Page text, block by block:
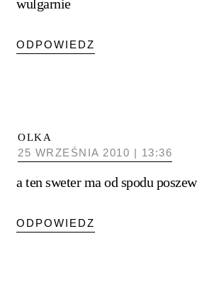
wulgarnie
ODPOWIEDZ
OLKA
25 WRZEŚNIA 2010 | 13:36
a ten sweter ma od spodu
ODPOWIEDZ